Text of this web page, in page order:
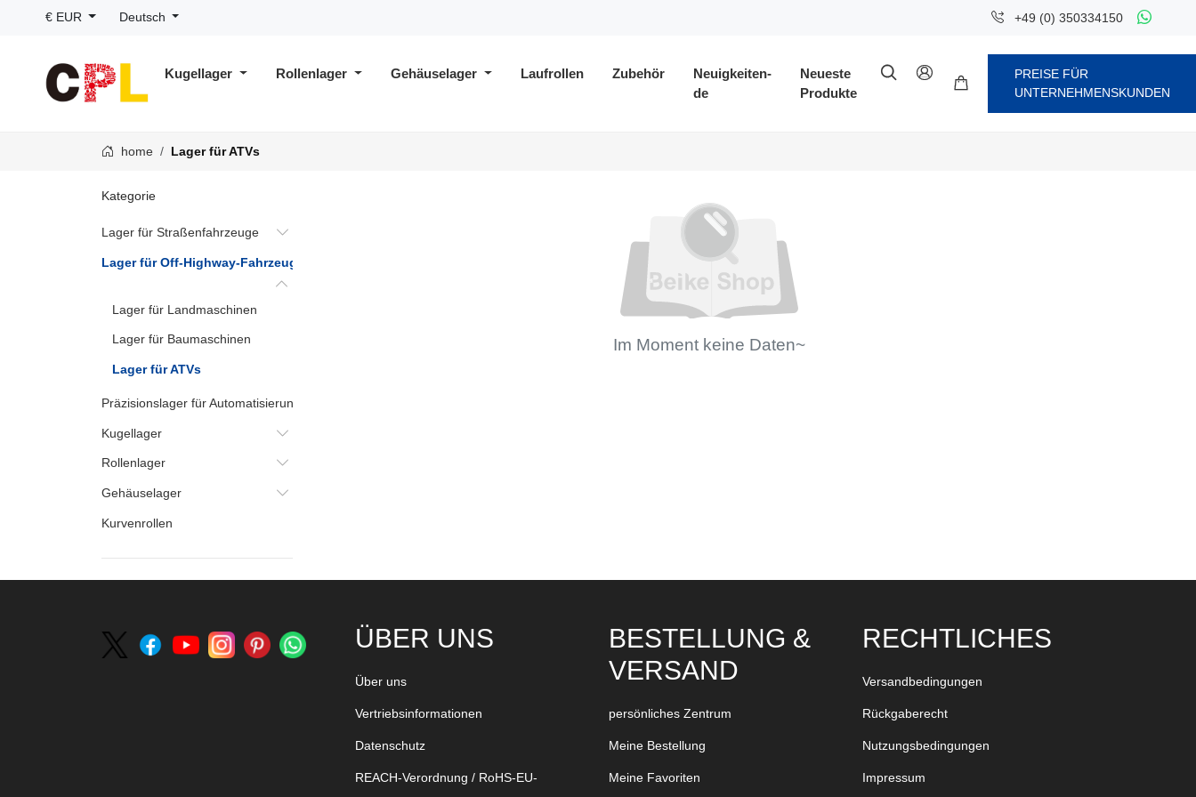
€ EUR Deutsch +49 (0) 350334150
Kugellager Rollenlager Gehäuselager Laufrollen Zubehör
Neuigkeiten-
de
Neueste
Produkte
 

PREISE FÜR
UNTERNEHMENSKUNDEN
home Lager für ATVs
Kategorie
Lager für Straßenfahrzeuge
Lager für Off-Highway-Fahrzeuge
Lager für Landmaschinen
Lager für Baumaschinen
Lager für ATVs
Präzisionslager für Automatisierungstechnik
Kugellager
Rollenlager
Gehäuselager
Kurvenrollen
Im Moment keine Daten~
ÜBER UNS
Über uns
Vertriebsinformationen
Datenschutz
REACH-Verordnung / RoHS-EU-
BESTELLUNG &
VERSAND
persönliches Zentrum
Meine Bestellung
Meine Favoriten
RECHTLICHES
Versandbedingungen
Rückgaberecht
Nutzungsbedingungen
Impressum